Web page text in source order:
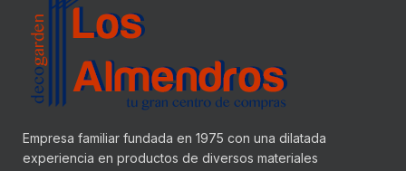
Empresa familiar fundada en 1975 con una dilatada
experiencia en productos de diversos materiales